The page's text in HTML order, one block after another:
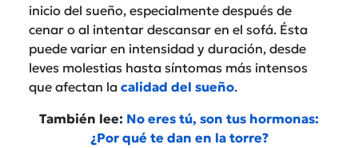
inicio del sueño, especialmente después de
cenar o al intentar descansar en el sofá. Ésta
puede variar en intensidad y duración, desde
leves molestias hasta síntomas más intensos
que afectan la calidad del sueño.
También lee: No eres tú, son tus hormonas:
¿Por qué te dan en la torre?